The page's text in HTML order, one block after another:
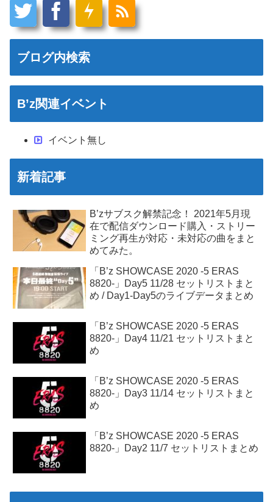
ブログ内検索
B’z関連イベント
イベント無し
新着記事
B’zサブスク解禁記念！ 2021年5月現
在で配信ダウンロード購入・ストリー
ミング再生が対応・未対応の曲をまと
めてみた。
「B’z SHOWCASE 2020 -5 ERAS
8820-」Day5 11/28 セットリストまと
め / Day1-Day5のライブデータまとめ
「B’z SHOWCASE 2020 -5 ERAS
8820-」Day4 11/21 セットリストまと
め
「B’z SHOWCASE 2020 -5 ERAS
8820-」Day3 11/14 セットリストまと
め
「B’z SHOWCASE 2020 -5 ERAS
8820-」Day2 11/7 セットリストまとめ